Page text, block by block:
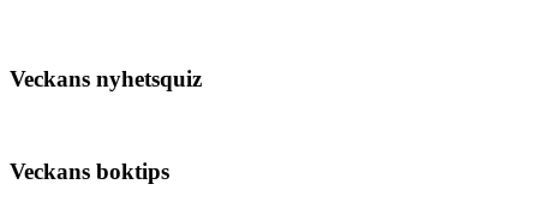
Veckans nyhetsquiz
Veckans boktips